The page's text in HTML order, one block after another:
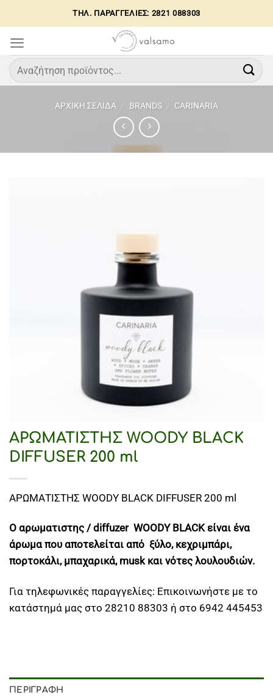
στο
περιεχόμενο
ΤΗΛ. ΠΑΡΑΓΓΕΛΙΕΣ: 2821 088303
Αναζήτηση
για:
ΑΡΧΙΚΉ ΣΕΛΊΔΑ / BRANDS / CARINARIA
ΑΡΩΜΑΤΙΣΤΗΣ WOODY BLACK
DIFFUSER 200 ml
ΑΡΩΜΑΤΙΣΤΗΣ WOODY BLACK DIFFUSER 200 ml
O αρωματιστης / diffuzer WOODY BLACK είναι ένα
άρωμα που αποτελείται από ξύλο, κεχριμπάρι,
πορτοκάλι, μπαχαρικά, musk και νότες λουλουδιών.
Για τηλεφωνικές παραγγελίες: Επικοινωνήστε με το
κατάστημά μας στο 28210 88303 ή στο 6942 445453
ΠΕΡΙΓΡΑΦΉ